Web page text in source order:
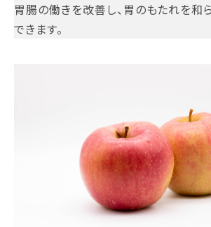
胃腸の働きを改善し、胃のもたれを和
できます。